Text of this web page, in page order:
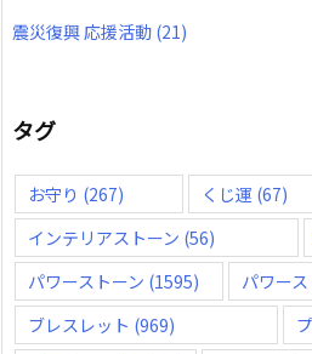
震災復興 応援活動 (21)
タグ
お守り (267) くじ運 (67)
インテリアストーン (56)
パワーストーン (1595) パワー
ブレスレット (969)